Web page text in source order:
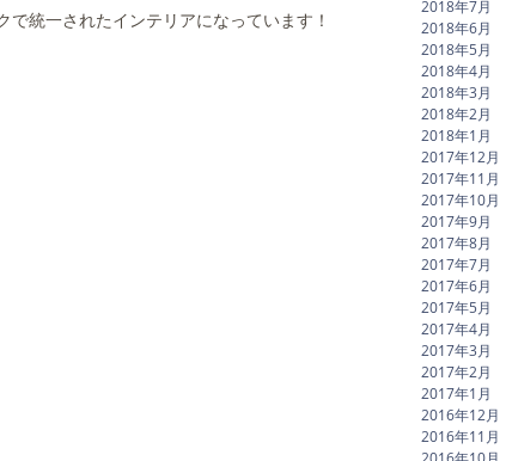
統一されたインテリアになっています！
2018年7月
2018年6月
2018年5月
2018年4月
2018年3月
2018年2月
2018年1月
2017年12月
2017年11月
2017年10月
2017年9月
2017年8月
2017年7月
2017年6月
2017年5月
2017年4月
2017年3月
2017年2月
2017年1月
2016年12月
2016年11月